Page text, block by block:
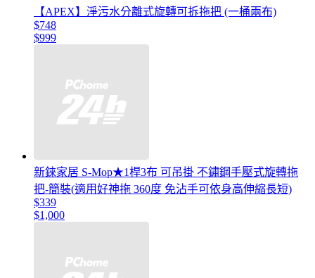
【APEX】淨污水分離式旋轉可拆拖把 (一桶兩布)
$748
$999
新錸家居 S-Mop★1桿3布 可吊掛 不鏽鋼手壓式旋轉拖
把-簡裝(適用好神拖 360度 免沾手可依身高伸縮長短)
$339
$1,000